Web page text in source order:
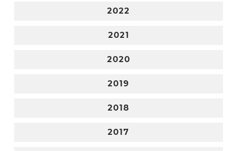
2022
2021
2020
2019
2018
2017